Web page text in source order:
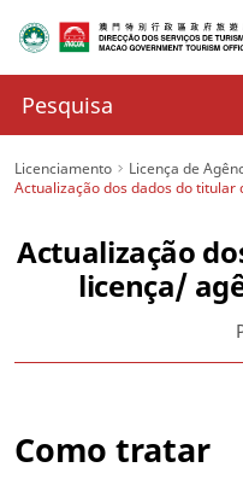
Licenciamento Licença de
Actualização dos dados do
Actualização
licença/
Como tratar